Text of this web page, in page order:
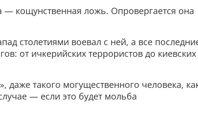
— кощунственная ложь. Опровергается она
столетиями воевал с ней, а все
от ичкерийских террористов до киевских
даже такого могущественного человека,
— если это будет мольба